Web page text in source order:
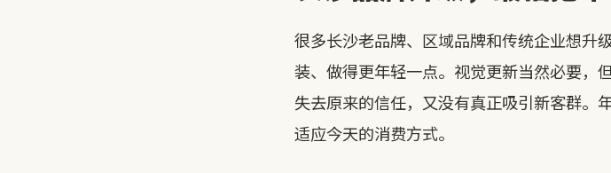
很多长沙老品牌、区域品牌和传统企业想升
装、做得更年轻一点。视觉更新当然必要，
失去原来的信任，又没有真正吸引新客群。
适应今天的消费方式。